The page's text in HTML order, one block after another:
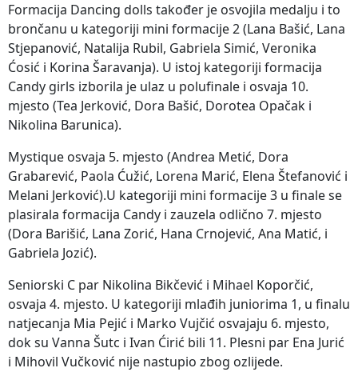
Formacija Dancing dolls također je osvojila medalju i to
brončanu u kategoriji mini formacije 2 (Lana Bašić, Lana
Stjepanović, Natalija Rubil, Gabriela Simić, Veronika
Ćosić i Korina Šaravanja). U istoj kategoriji formacija
Candy girls izborila je ulaz u polufinale i osvaja 10.
mjesto (Tea Jerković, Dora Bašić, Dorotea Opačak i
Nikolina Barunica).
Mystique osvaja 5. mjesto (Andrea Metić, Dora
Grabarević, Paola Ćužić, Lorena Marić, Elena Štefanović i
Melani Jerković).U kategoriji mini formacije 3 u finale se
plasirala formacija Candy i zauzela odlično 7. mjesto
(Dora Barišić, Lana Zorić, Hana Crnojević, Ana Matić, i
Gabriela Jozić).
Seniorski C par Nikolina Bikčević i Mihael Koporčić,
osvaja 4. mjesto. U kategoriji mlađih juniorima 1, u finalu
natjecanja Mia Pejić i Marko Vujčić osvajaju 6. mjesto,
dok su Vanna Šutc i Ivan Ćirić bili 11. Plesni par Ena Jurić
i Mihovil Vučković nije nastupio zbog ozlijede.